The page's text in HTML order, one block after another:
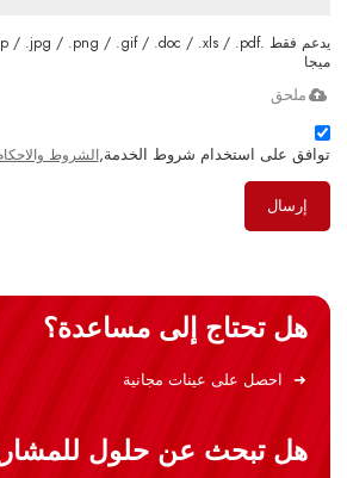
ميجا
ملحق
توافق على استخدام شروط الخدمة,الشروط
إرسال
هل تحتاج إلى مساعدة؟
احصل على عينات مجانية
هل تبحث عن حلول